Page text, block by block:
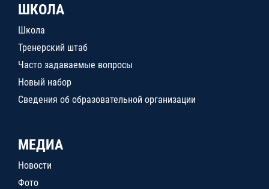
ШКОЛА
Школа
Тренерский штаб
Часто задаваемые вопросы
Новый набор
Сведения об образовательной организации
МЕДИА
Новости
Фото